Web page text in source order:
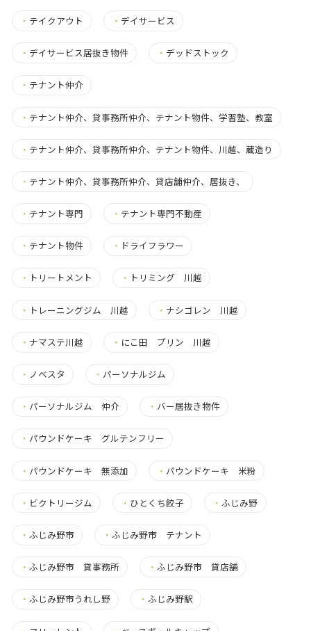
・ テイクアウト ・ デイサービス
・ デイサービス居抜き物件 ・ デッドストック
・ テナント仲介
・ テナント仲介、貸事務所仲介、テナント物件、学習塾、教室
・ テナント仲介、貸事務所仲介、テナント物件、川越、蔵造り
・ テナント仲介、貸事務所仲介、貸店舗仲介、居抜き、
・ テナント専門 ・ テナント専門不動産
・ テナント物件 ・ ドライフラワー
・ トリートメント ・ トリミング 川越
・ トレーニングジム 川越 ・ ナシゴレン 川越
・ ナマステ川越 ・ にこ田 プリン 川越
・ ノベスタ ・ パーソナルジム
・ パーソナルジム 仲介 ・ バー居抜き物件
・ パウンドケーキ グルテンフリー
・ パウンドケーキ 無添加 ・ パウンドケーキ 米粉
・ ビクトリージム ・ ひとくち餃子 ・ふじみ野
・ ふじみ野市 ・ふじみ野市 テナント
・ ふじみ野市 貸事務所 ・ふじみ野市 貸店舗
・ ふじみ野市うれし野 ・ふじみ野駅